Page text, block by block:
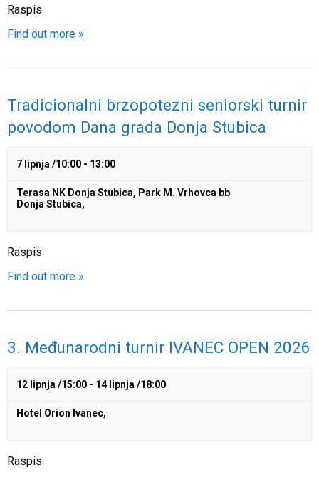
Raspis
Find out more »
Tradicionalni brzopotezni seniorski turnir
povodom Dana grada Donja Stubica
7 lipnja /10:00 - 13:00
Terasa NK Donja Stubica, Park M. Vrhovca bb
Donja Stubica,
Raspis
Find out more »
3. Međunarodni turnir IVANEC OPEN 2026
12 lipnja /15:00 - 14 lipnja /18:00
Hotel Orion Ivanec,
Raspis